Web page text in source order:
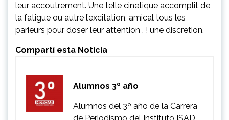
leur accoutrement. Une telle cinetique accomplit de
la fatigue ou autre l’excitation, amical tous les
parieurs pour doser leur attention , ! une discretion.
Compartí esta Noticia
Alumnos 3º año
Alumnos del 3º año de la Carrera